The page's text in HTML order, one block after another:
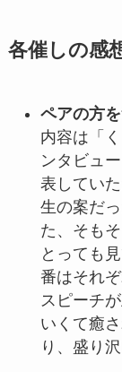
各催しの感
ペアの方
内容は「
ンタビュ
表してい
生の案だ
た、そも
とっても
番はそれ
スピーチ
いくて癒
り、盛り